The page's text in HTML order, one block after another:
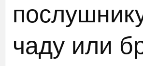
чаду или